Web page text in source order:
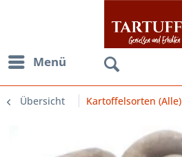
Menü
Übersicht Kartoffelsorten (Alle)